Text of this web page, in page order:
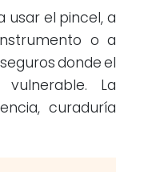
usar el pincel, a
o a
donde el
La
curaduría